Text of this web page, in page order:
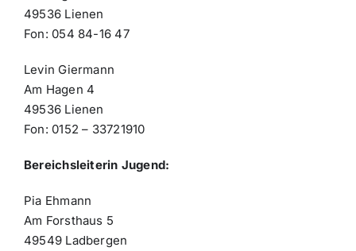
49536 Lienen
Fon: 054 84-16 47
Levin Giermann
Am Hagen 4
49536 Lienen
Fon: 0152 – 33721910
Bereichsleiterin Jugend:
Pia Ehmann
Am Forsthaus 5
49549 Ladbergen